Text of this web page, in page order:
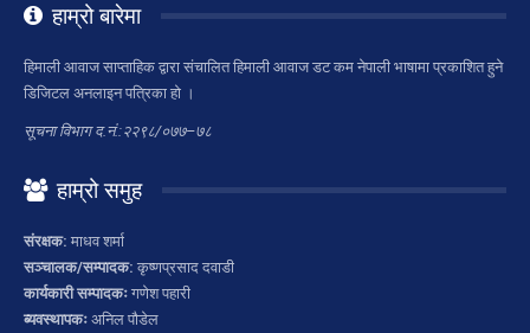
हाम्रो बारेमा
हिमाली आवाज साप्ताहिक द्वारा संचालित हिमाली आवाज डट कम नेपाली भाषामा प्रकाशित हुने
डिजिटल अनलाइन पत्रिका हो ।
सूचना विभाग द.नं.:२२९८/०७७–७८
हाम्रो समुह
संरक्षक: माधव शर्मा
सञ्चालक/सम्पादक: कृष्णप्रसाद दवाडी
कार्यकारी सम्पादकः गणेश पहारी
ब्यवस्थापकः अनिल पौडेल